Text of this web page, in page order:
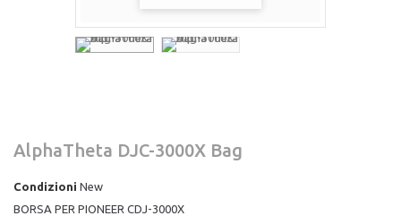
AlphaTheta DJC-3000X Bag
Condizioni New
BORSA PER PIONEER CDJ-3000X